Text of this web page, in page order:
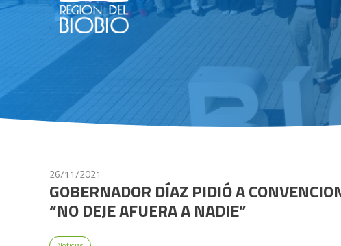
26/11/2021
GOBERNADOR DÍAZ PIDIÓ A
“NO DEJE AFUERA A NADIE”